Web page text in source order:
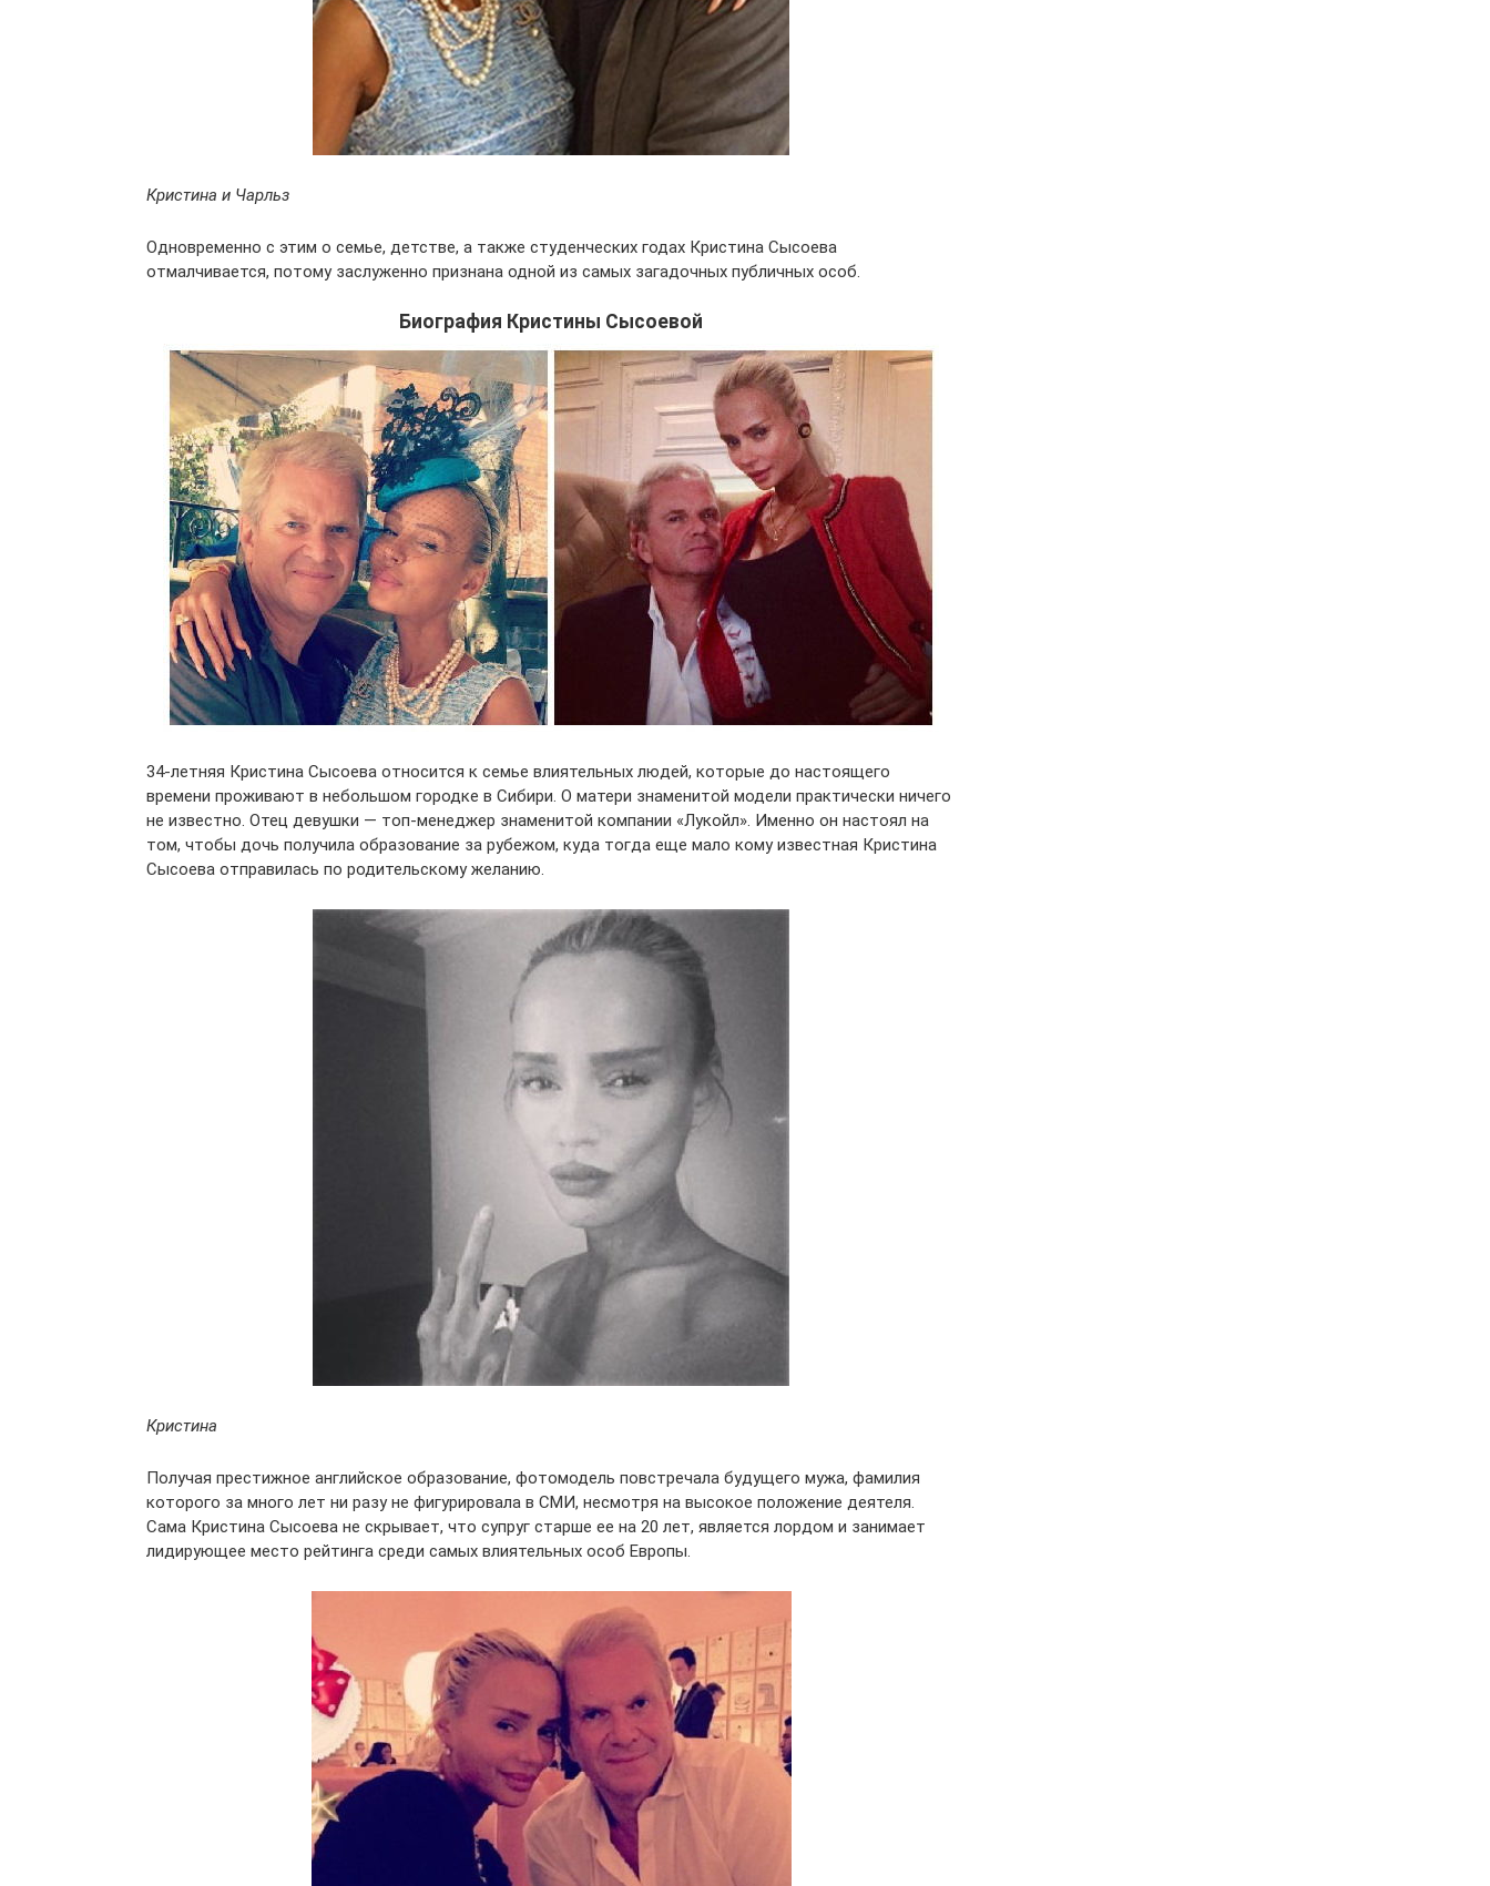
Кристина и Чарльз
Одновременно с этим о семье, детстве, а также студенческих годах Кристина Сысоева
отмалчивается, потому заслуженно признана одной из самых загадочных публичных особ.
Биография Кристины Сысоевой
34-летняя Кристина Сысоева относится к семье влиятельных людей, которые до настоящего
времени проживают в небольшом городке в Сибири. О матери знаменитой модели практически ничего
не известно. Отец девушки — топ-менеджер знаменитой компании «Лукойл». Именно он настоял на
том, чтобы дочь получила образование за рубежом, куда тогда еще мало кому известная Кристина
Сысоева отправилась по родительскому желанию.
Кристина
Получая престижное английское образование, фотомодель повстречала будущего мужа, фамилия
которого за много лет ни разу не фигурировала в СМИ, несмотря на высокое положение деятеля.
Сама Кристина Сысоева не скрывает, что супруг старше ее на 20 лет, является лордом и занимает
лидирующее место рейтинга среди самых влиятельных особ Европы.